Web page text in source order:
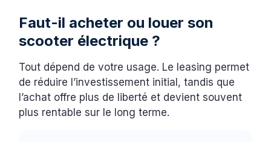
Faut-il acheter ou louer son
scooter électrique ?
Tout dépend de votre usage. Le leasing permet
de réduire l’investissement initial, tandis que
l’achat offre plus de liberté et devient souvent
plus rentable sur le long terme.